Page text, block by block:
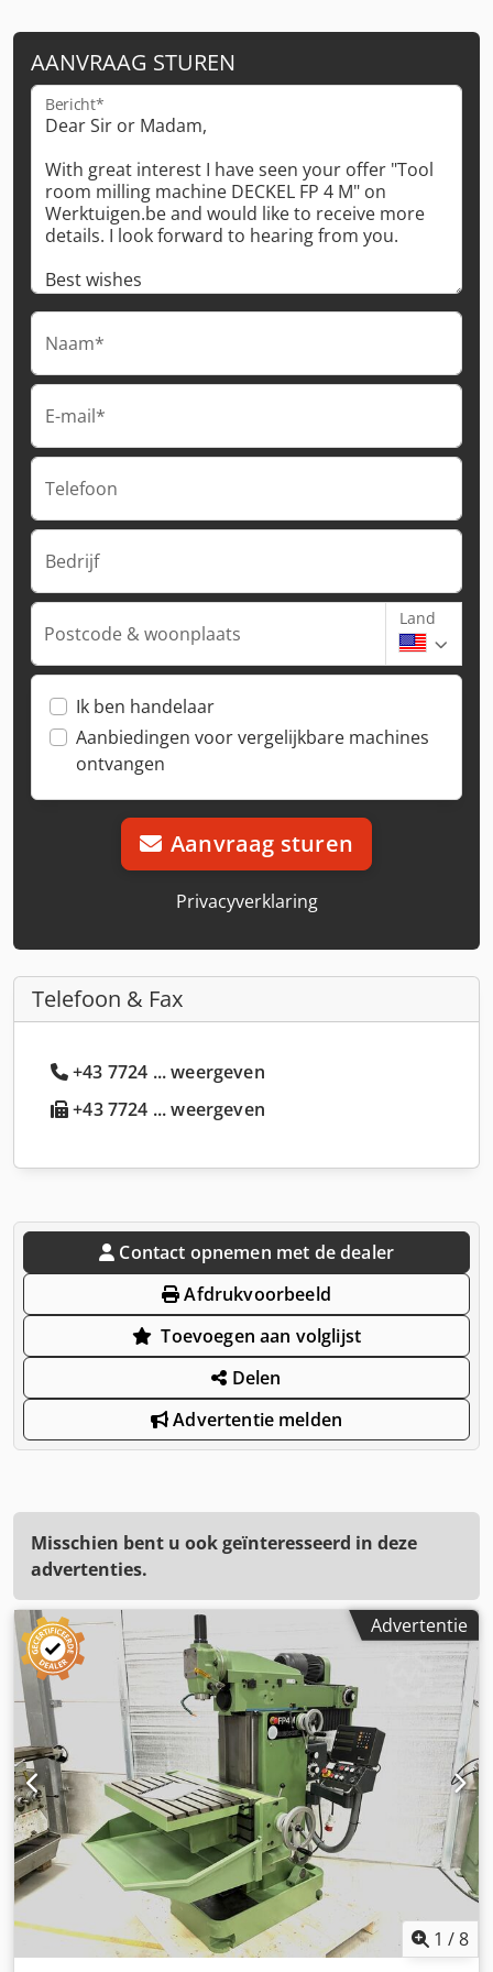
AANVRAAG STUREN
Bericht*
Naam*
E-mail*
Telefoon
Bedrijf
Postcode & woonplaats
Land
Ik ben handelaar
Aanbiedingen voor vergelijkbare machines
ontvangen
Aanvraag sturen
Privacyverklaring
Telefoon & Fax
+43 7724 ... weergeven
+43 7724 ... weergeven
Contact opnemen met de dealer
Afdrukvoorbeeld
Toevoegen aan volglijst
Delen
Advertentie melden
Misschien bent u ook geïnteresseerd in deze
advertenties.
Advertentie
1 /8